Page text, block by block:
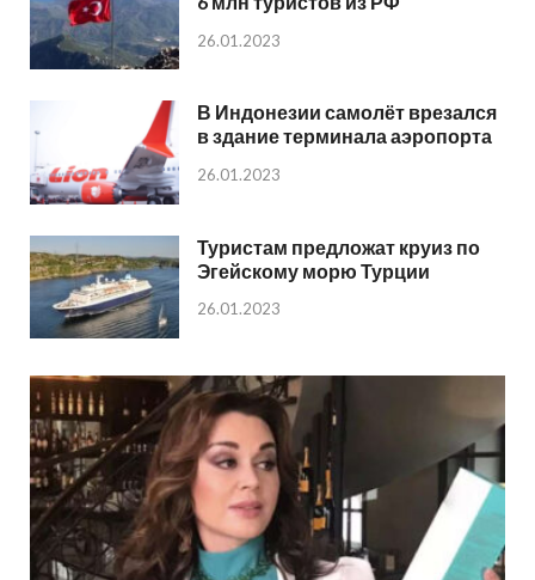
26.01.2023
В Индонезии самолёт врезался
в здание терминала аэропорта
26.01.2023
Туристам предложат круиз по
Эгейскому морю Турции
26.01.2023